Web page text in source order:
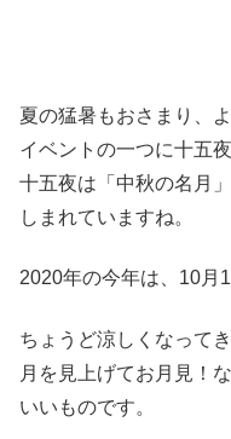
夏の猛暑もおさまり、
イベントの一つに十五
十五夜は「中秋の名月
しまれていますね。
2020年の今年は、10月
ちょうど涼しくなって
月を見上げてお月見！
いいものです。